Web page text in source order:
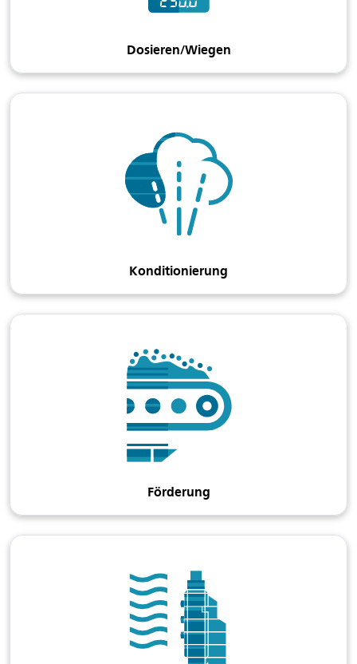
Dosieren/Wiegen
Konditionierung
Förderung